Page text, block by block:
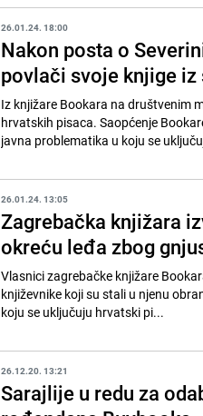
26.01.24. 18:00
Nakon posta o
povlači svoje knjige
Iz knjižare Bookara na društvenim
hrvatskih pisaca. Saopćenje
javna problematika u koju se
26.01.24. 13:05
Zagrebačka knjižara
okreću leđa zbog
Vlasnici zagrebačke knjižare
književnike koji su stali u njenu
koju se uključuju hrvatski pi...
26.12.20. 13:21
Sarajlije u redu za